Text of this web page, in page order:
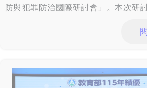
防與犯罪防治國際研討會」。本次研